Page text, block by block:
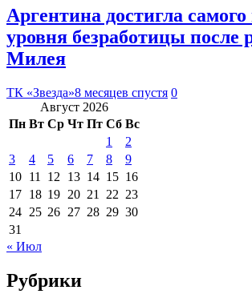
Аргентина достигла
уровня безработицы после
Милея
ТК «Звезда»8 месяцев спустя 0
Август 2026
Пн Вт Ср Чт Пт Сб Вс
1
2
3
4 5 6 7 8
9
10 11 12 13 14 15 16
17 18 19 20 21 22 23
24 25 26 27 28 29 30
31
« Июл
Рубрики